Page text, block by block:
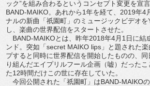
ック”を組み合わるというコンセプト変更を宣
BAND-MAIKO。あれから1年を経て、2019年4
ナルの新曲「祇園町」のミュージックビデオ
し、楽曲の世界配信をスタートさせた。
BAND-MAIKOとは、昨年2018年4月1日に結
ンド。突如「secret MAIKO lips」と題された
プすると同時に世界配信を開始したものの、
り組んだエイプリルフール企画（嘘）だった
た12時間だけこの世に存在していた。
今回公開された「祇園町」はBAND-MAIKO